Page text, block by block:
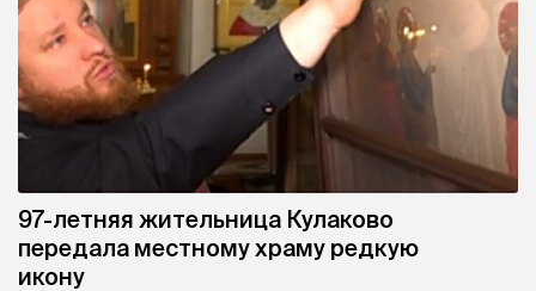
97-летняя жительница Кулаково
передала местному храму редкую
икону